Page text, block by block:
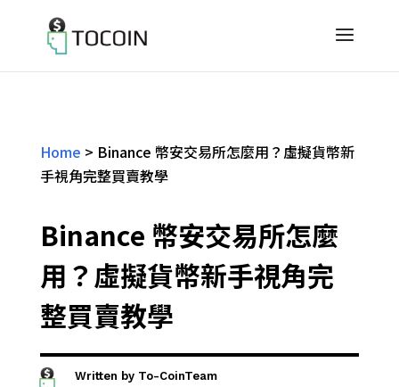
Home > Binance 幣安交易所怎麼用？虛擬貨幣新
手視角完整買賣教學
Binance 幣安交易所怎麼
用？虛擬貨幣新手視角完
整買賣教學
Written by To-CoinTeam